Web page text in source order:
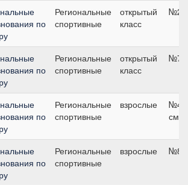
по
Региональные
спортивные
открытый
класс
№2,
по
Региональные
спортивные
открытый
класс
по
Региональные
спортивные
взрослые
см
по
Региональные
спортивные
взрослые №8,